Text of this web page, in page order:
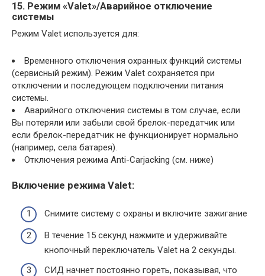
15. Режим «Valet»/Аварийное отключение
системы
Режим Valet используется для:
Временного отключения охранных функций системы
(сервисный режим). Режим Valet сохраняется при
отключении и последующем подключении питания
системы.
Аварийного отключения системы в том случае, если
Вы потеряли или забыли свой брелок-передатчик или
если брелок-передатчик не функционирует нормально
(например, села батарея).
Отключения режима Anti-Carjacking (см. ниже)
Включение режима Valet:
Снимите систему с охраны и включите зажигание
В течение 15 секунд нажмите и удерживайте
кнопочный переключатель Valet на 2 секунды.
СИД начнет постоянно гореть, показывая, что